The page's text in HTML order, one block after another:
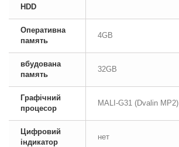
HDD
Оперативна
память
4GB
вбудована
память
32GB
Графічний
процесор
MALI-G31 (Dvalin MP2)
Цифровий
індикатор
нет